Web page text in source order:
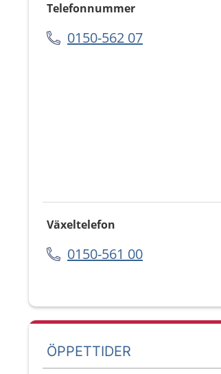
Telefonnummer
0150-562 07
Växeltelefon
0150-561 00
ÖPPETTIDER